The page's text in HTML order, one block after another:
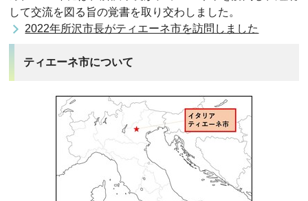
して交流を図る旨の覚書を取り交わしました。
2022年所沢市長がティエーネ市を訪問しました
ティエーネ市について